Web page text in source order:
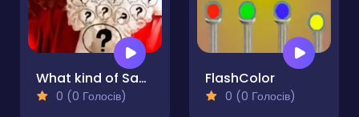
What kind of Santa Claus are you?!
0 (0 Голосів)
FlashColor
0 (0 Голосів)